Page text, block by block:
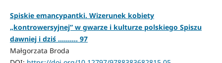
Spiskie emancypantki. Wizerunek kobiety
„kontrowersyjnej” w gwarze i kulturze polskiego Spiszu
dawniej i dziś .......... 97
Małgorzata Broda